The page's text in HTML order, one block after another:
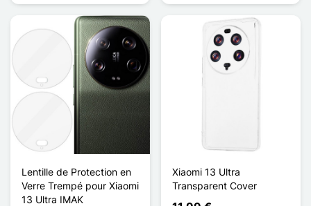
Lentille de Protection en
Verre Trempé pour Xiaomi
13 Ultra IMAK
Xiaomi 13 Ultra
Transparent Cover